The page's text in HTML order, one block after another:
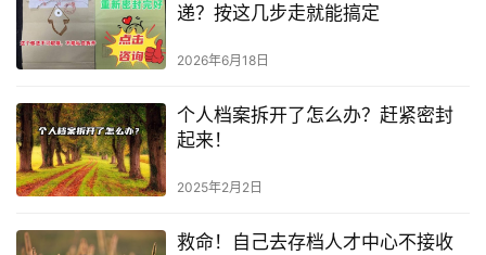
递？按这几步走就能搞定
2026年6月18日
个人档案拆开了怎么办？赶紧密封
起来！
2025年2月2日
救命！自己去存档人才中心不接收